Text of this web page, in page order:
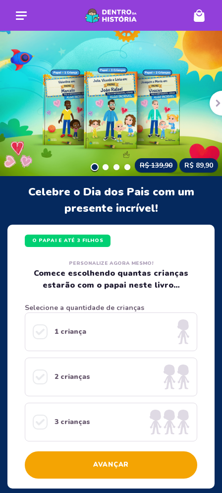
R$ 139,90 R$ 89,90
ANTERIOR
Celebre o Dia dos Pais com um
presente incrível!
O PAPAI E ATÉ 3 FILHOS
PERSONALIZE AGORA MESMO!
Comece escolhendo quantas crianças
estarão com o papai neste livro…
Selecione a quantidade de crianças
1 criança
2 crianças
3 crianças
AVANÇAR